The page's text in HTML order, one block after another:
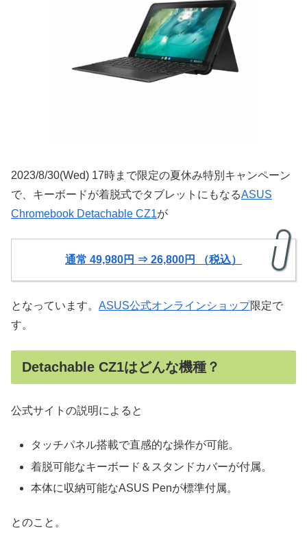
2023/8/30(Wed) 17時まで限定の夏休み特別キャンペーン
で、キーボードが着脱式でタブレットにもなるASUS
Chromebook Detachable CZ1が
通常 49,980円 ⇒ 26,800円 （税込）
となっています。 ASUS公式オンラインショップ限定で
す。
Detachable CZ1はどんな機種？
公式サイトの説明によると
タッチパネル搭載で直感的な操作が可能。
着脱可能なキーボード＆スタンドカバーが付属。
本体に収納可能なASUS Penが標準付属。
とのこと。